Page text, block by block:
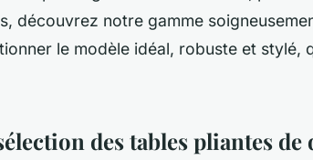
découvrez notre gamme
le modèle idéal, robuste et stylé,
des tables pliantes de